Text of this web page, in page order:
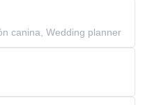
canina, Wedding planner